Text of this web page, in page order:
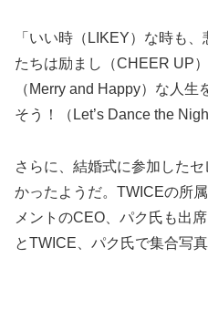
「いい時（LIKEY）な時も
たちは励まし（CHEER UP
（Merry and Happy）な人
そう！（Let’s Dance the
さらに、結婚式に参加した
かったようだ。TWICEの所
メントのCEO、パク氏も出
とTWICE、パク氏で集合写